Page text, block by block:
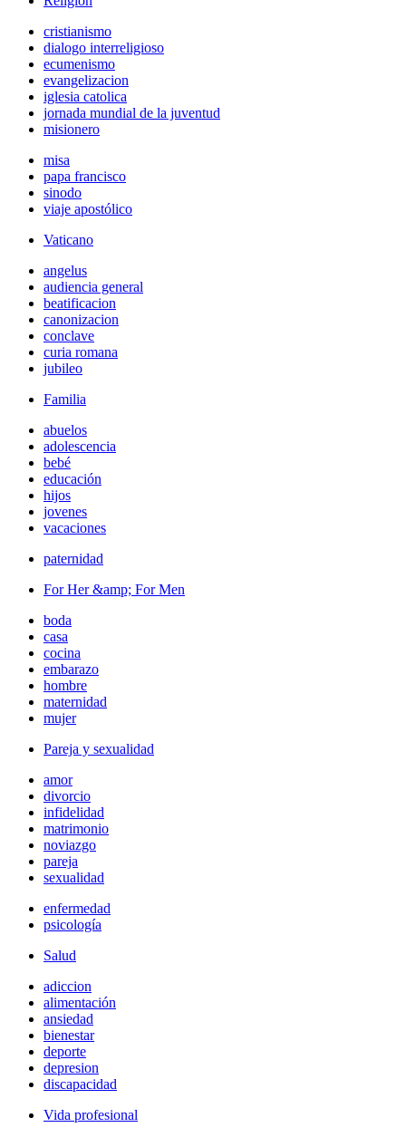
cristianismo
dialogo interreligioso
ecumenismo
evangelizacion
iglesia catolica
jornada mundial de la juventud
misionero
misa
papa francisco
sinodo
viaje apostólico
Vaticano
angelus
audiencia general
beatificacion
canonizacion
conclave
curia romana
jubileo
Familia
abuelos
adolescencia
bebé
educación
hijos
jovenes
vacaciones
paternidad
For Her &amp; For Men
boda
casa
cocina
embarazo
hombre
maternidad
mujer
Pareja y sexualidad
amor
divorcio
infidelidad
matrimonio
noviazgo
pareja
sexualidad
enfermedad
psicología
Salud
adiccion
alimentación
ansiedad
bienestar
deporte
depresion
discapacidad
Vida profesional